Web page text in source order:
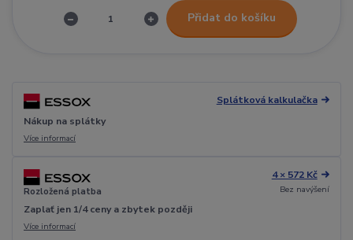
Přidat do košíku
Splátková kalkulačka
Nákup na splátky
Více informací
Rozložená platba
4 × 572 Kč
Bez navýšení
Zaplať jen 1/4 ceny a zbytek později
Více informací